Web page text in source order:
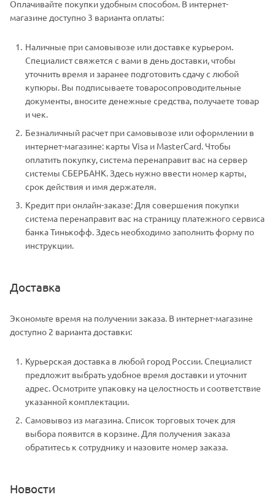
Оплачивайте покупки удобным способом. В интернет-
магазине доступно 3 варианта оплаты:
Наличные при самовывозе или доставке курьером.
Специалист свяжется с вами в день доставки, чтобы
уточнить время и заранее подготовить сдачу с любой
купюры. Вы подписываете товаросопроводительные
документы, вносите денежные средства, получаете товар
и чек.
Безналичный расчет при самовывозе или оформлении в
интернет-магазине: карты Visa и MasterCard. Чтобы
оплатить покупку, система перенаправит вас на сервер
системы СБЕРБАНК. Здесь нужно ввести номер карты,
срок действия и имя держателя.
Кредит при онлайн-заказе: Для совершения покупки
система перенаправит вас на страницу платежного сервиса
банка Тинькофф. Здесь необходимо заполнить форму по
инструкции.
Доставка
Экономьте время на получении заказа. В интернет-магазине
доступно 2 варианта доставки:
Курьерская доставка в любой город России. Специалист
предложит выбрать удобное время доставки и уточнит
адрес. Осмотрите упаковку на целостность и соответствие
указанной комплектации.
Самовывоз из магазина. Список торговых точек для
выбора появится в корзине. Для получения заказа
обратитесь к сотруднику и назовите номер заказа.
Новости